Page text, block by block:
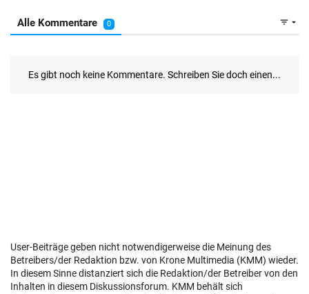
User-Beiträge geben nicht notwendigerweise die Meinung des
Betreibers/der Redaktion bzw. von Krone Multimedia (KMM) wieder.
In diesem Sinne distanziert sich die Redaktion/der Betreiber von den
Inhalten in diesem Diskussionsforum. KMM behält sich